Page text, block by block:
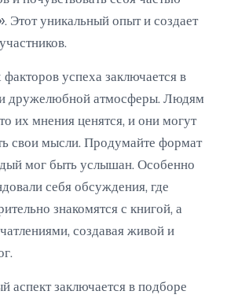
Этот уникальный опыт и создает
успеха заключается в
дружелюбной атмосферы. Людям
их мнения ценятся, и они могут
свои мысли. Продумайте формат
мог быть услышан. Особенно
себя обсуждения, где
знакомятся с книгой, а
создавая живой и
аспект заключается в подборе